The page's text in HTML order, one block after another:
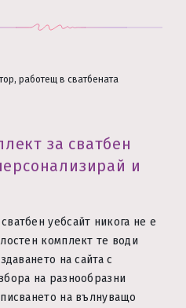
работещ в сватбената
за сватбен
и
уебсайт никога не е
комплект те води
на сайта с
на разнообразни
на вълнуващо